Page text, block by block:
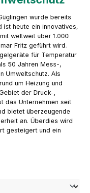
wurde bereits
ist heute ein innovatives,
weltweit über 1.000
Fritz geführt wird.
für Temperatur
50 Jahren Mess-,
Umweltschutz. Als
um Heizung und
der Druck-,
das Unternehmen seit
bietet überzeugende
an. Überdies wird
gesteigert und ein